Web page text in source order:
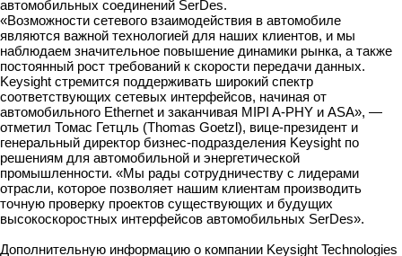
автомобильных соединений SerDes.
«Возможности сетевого взаимодействия в автомобиле
являются важной технологией для наших клиентов, и мы
наблюдаем значительное повышение динамики рынка, а также
постоянный рост требований к скорости передачи данных.
Keysight стремится поддерживать широкий спектр
соответствующих сетевых интерфейсов, начиная от
автомобильного Ethernet и заканчивая MIPI A-PHY и ASA», —
отметил Томас Гетцль (Thomas Goetzl), вице-президент и
генеральный директор бизнес-подразделения Keysight по
решениям для автомобильной и энергетической
промышленности. «Мы рады сотрудничеству с лидерами
отрасли, которое позволяет нашим клиентам производить
точную проверку проектов существующих и будущих
высокоскоростных интерфейсов автомобильных SerDes».
Дополнительную информацию о компании Keysight Technologies